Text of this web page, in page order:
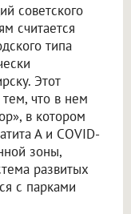
советского
считается
типа
Этот
что в нем
в котором
А и COVID-
зоны,
развитых
с парками